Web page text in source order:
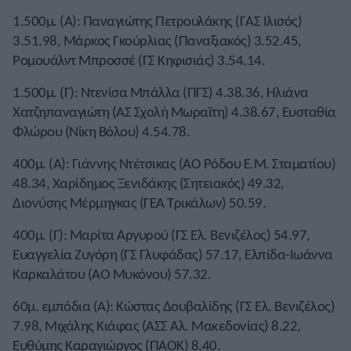
1.500μ. (Α): Παναγιώτης Πετρουλάκης (ΓΑΣ Ιλισός)
3.51.98, Μάρκος Γκούρλιας (Παναξιακός) 3.52.45,
Ρομουάλντ Μπροσσέ (ΓΣ Κηφισιάς) 3.54.14.
1.500μ. (Γ): Ντενίσα Μπάλλα (ΠΓΣ) 4.38.36, Ηλιάνα
Χατζηπαναγιώτη (ΑΣ Σχολή Μωραΐτη) 4.38.67, Ευσταθία
Φλώρου (Νίκη Βόλου) 4.54.78.
400μ. (Α): Γιάννης Ντέτσικας (ΑΟ Ρόδου Ε.Μ. Σταματίου)
48.34, Χαρίδημος Ξενιδάκης (Σητειακός) 49.32,
Διονύσης Μέρμηγκας (ΓΕΑ Τρικάλων) 50.59.
400μ. (Γ): Μαρίτα Αργυρού (ΓΣ Ελ. Βενιζέλος) 54.97,
Ευαγγελία Ζυγόρη (ΓΣ Γλυφάδας) 57.17, Ελπίδα-Ιωάννα
Καρκαλάτου (ΑΟ Μυκόνου) 57.32.
60μ. εμπόδια (Α): Κώστας Δουβαλίδης (ΓΣ Ελ. Βενιζέλος)
7.98, Μιχάλης Κιάφας (ΑΣΣ Αλ. Μακεδονίας) 8.22,
Ευθύμης Καραγιώργος (ΠΑΟΚ) 8.40.